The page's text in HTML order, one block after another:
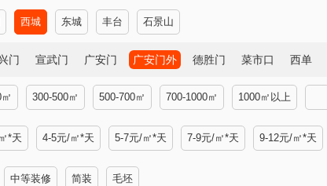
西城 东城 丰台 石景山
门 宣武门 广安门 广安门外 德胜门 菜市口 西单
300-500㎡ 500-700㎡ 700-1000㎡ 1000㎡以上
*天 4-5元/㎡*天 5-7元/㎡*天 7-9元/㎡*天 9-12元/㎡*天
中等装修 简装 毛坯